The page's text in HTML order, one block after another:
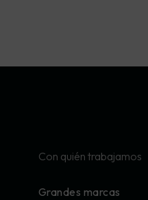
Con quién trabajamos
Grandes marcas